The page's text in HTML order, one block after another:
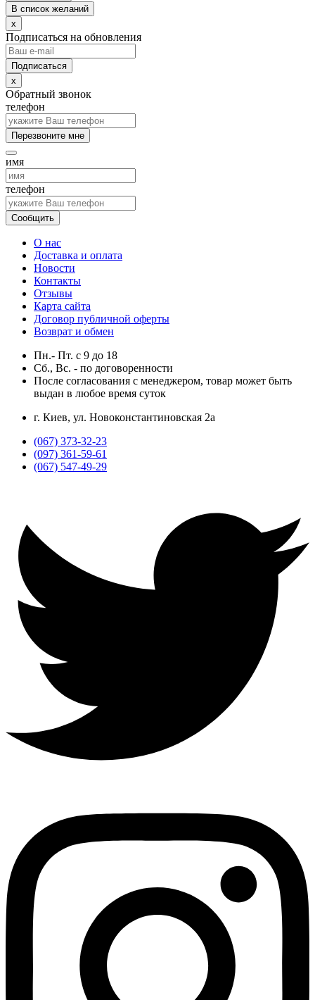
В список желаний
x
Подписаться на обновления
x
Обратный звонок
телефон
Перезвоните мне
имя
телефон
Сообщить
О нас
Доставка и оплата
Новости
Контакты
Отзывы
Карта сайта
Договор публичной оферты
Возврат и обмен
Пн.- Пт. с 9 до 18
Сб., Вс. - по договоренности
После согласования с менеджером, товар может быть
выдан в любое время суток
г. Киев, ул. Новоконстантиновская 2а
(067) 373-32-23
(097) 361-59-61
(067) 547-49-29